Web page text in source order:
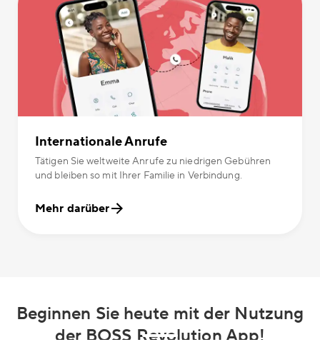
Internationale Anrufe
Tätigen Sie weltweite Anrufe zu niedrigen Gebühren
und bleiben so mit Ihrer Familie in Verbindung.
Mehr darüber
Beginnen Sie heute mit der Nutzung
der BOSS Revolution App!